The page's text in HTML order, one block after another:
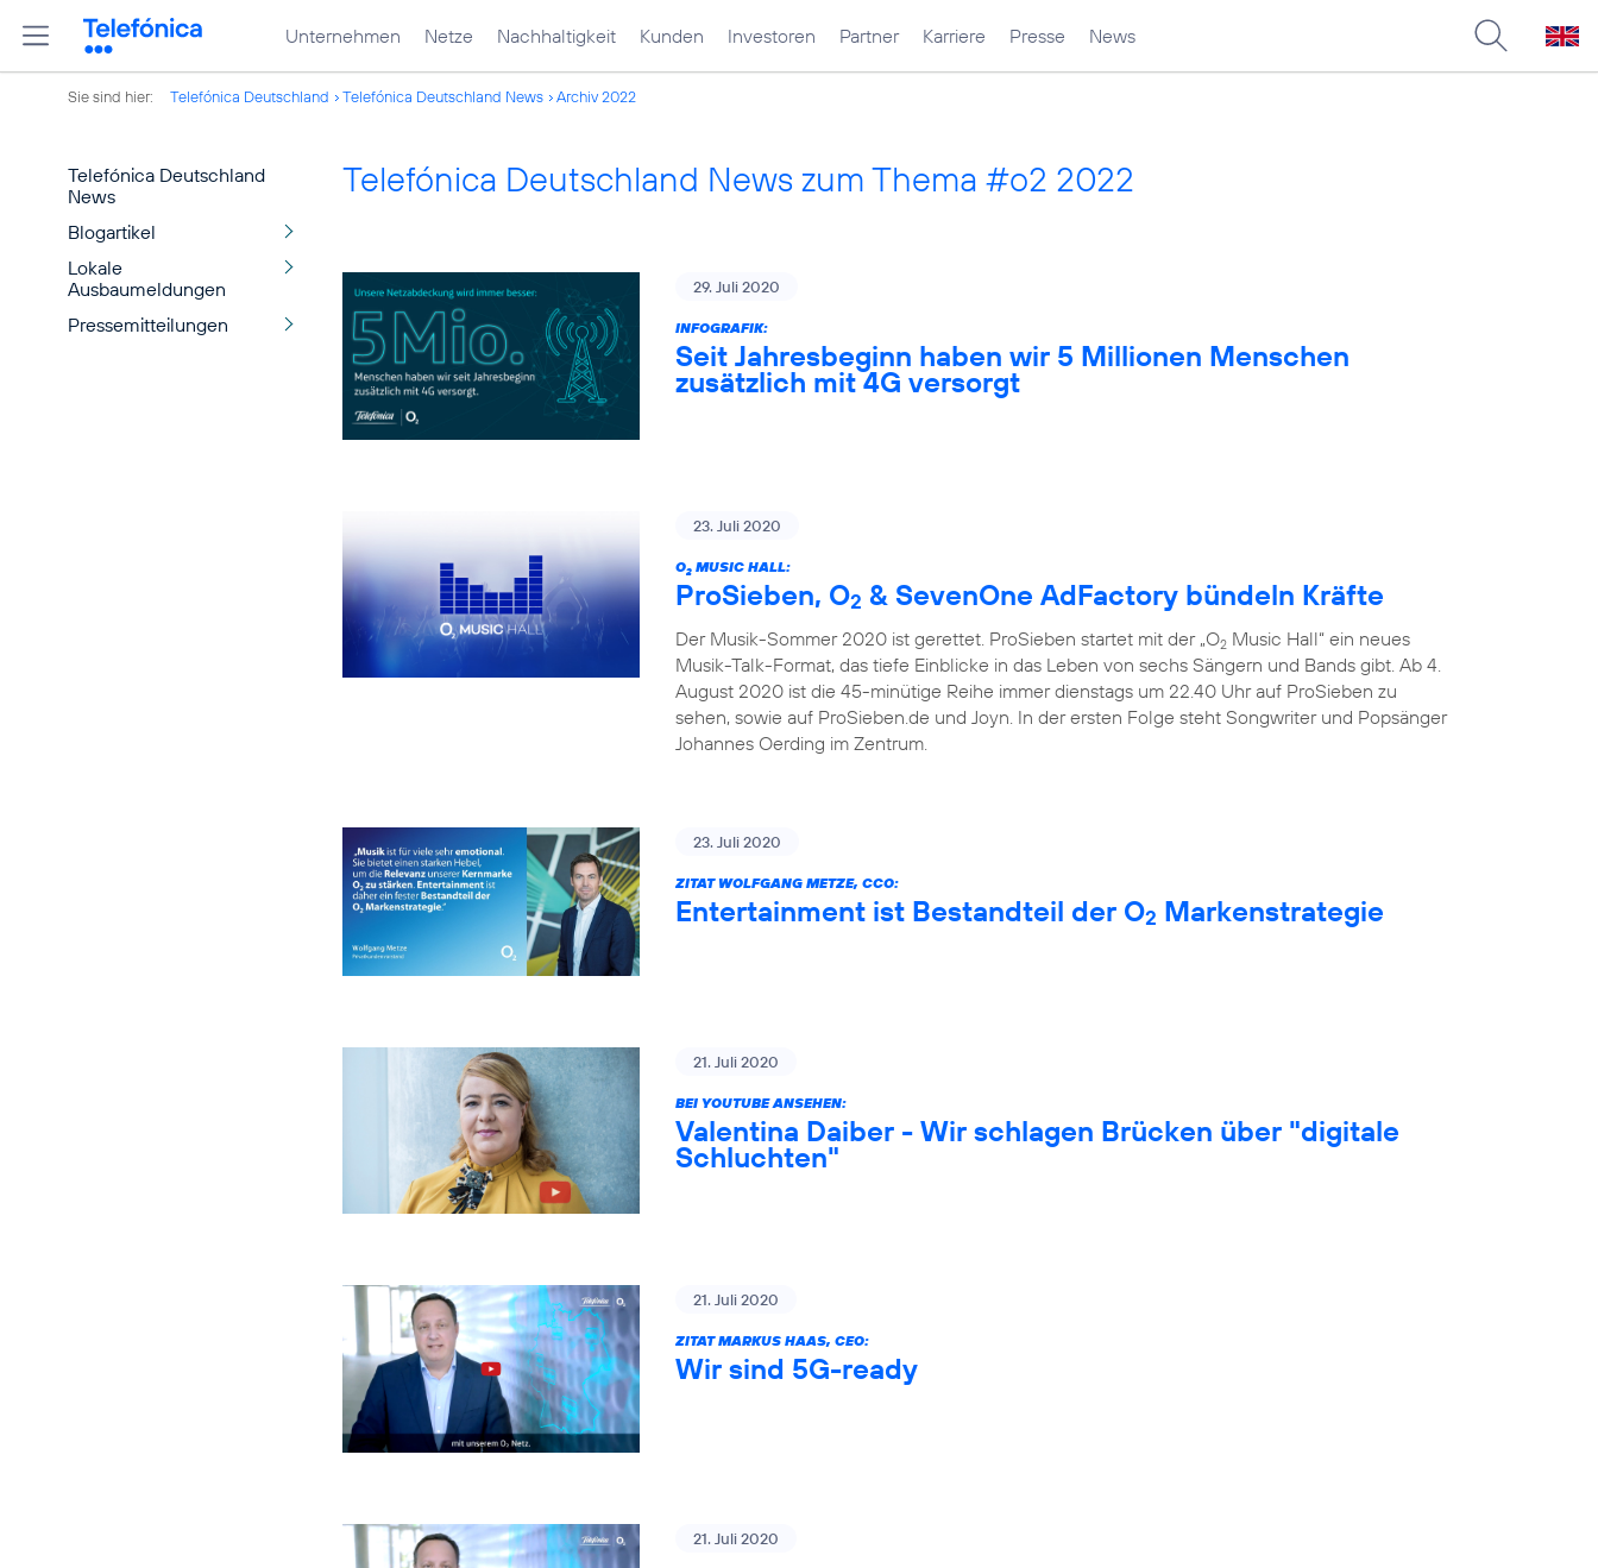
Unternehmen Netze Nachhaltigkeit Kunden Investoren Partner Karriere Presse News
Sie sind hier: Telefónica Deutschland Telefónica Deutschland News Archiv 2022
Telefónica Deutschland
News
Blogartikel
Lokale
Ausbaumeldungen
Pressemitteilungen
Telefónica Deutschland News zum Thema #o2 2022
29. Juli 2020
INFOGRAFIK:
Seit Jahresbeginn haben wir 5 Millionen Menschen
zusätzlich mit 4G versorgt
23. Juli 2020
O2 MUSIC HALL:
ProSieben, O2 & SevenOne AdFactory bündeln Kräfte
Der Musik-Sommer 2020 ist gerettet. ProSieben startet mit der „O2 Music Hall“ ein neues
Musik-Talk-Format, das tiefe Einblicke in das Leben von sechs Sängern und Bands gibt. Ab 4.
August 2020 ist die 45-minütige Reihe immer dienstags um 22.40 Uhr auf ProSieben zu
sehen, sowie auf ProSieben.de und Joyn. In der ersten Folge steht Songwriter und Popsänger
Johannes Oerding im Zentrum.
23. Juli 2020
ZITAT WOLFGANG METZE, CCO:
Entertainment ist Bestandteil der O2 Markenstrategie
21. Juli 2020
BEI YOUTUBE ANSEHEN:
Valentina Daiber - Wir schlagen Brücken über "digitale
Schluchten"
21. Juli 2020
ZITAT MARKUS HAAS, CEO:
Wir sind 5G-ready
21. Juli 2020